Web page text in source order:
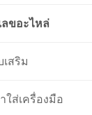
ลขอะไหล่
สริม
ใส่เครื่องมือ